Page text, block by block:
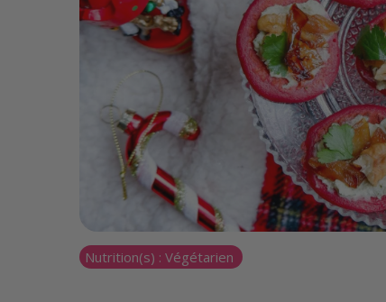
Nutrition(s) :Végétarien